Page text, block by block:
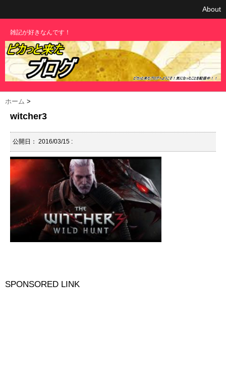
About
雑記が好きなんです！
ホーム >
witcher3
公開日： 2016/03/15 :
SPONSORED LINK